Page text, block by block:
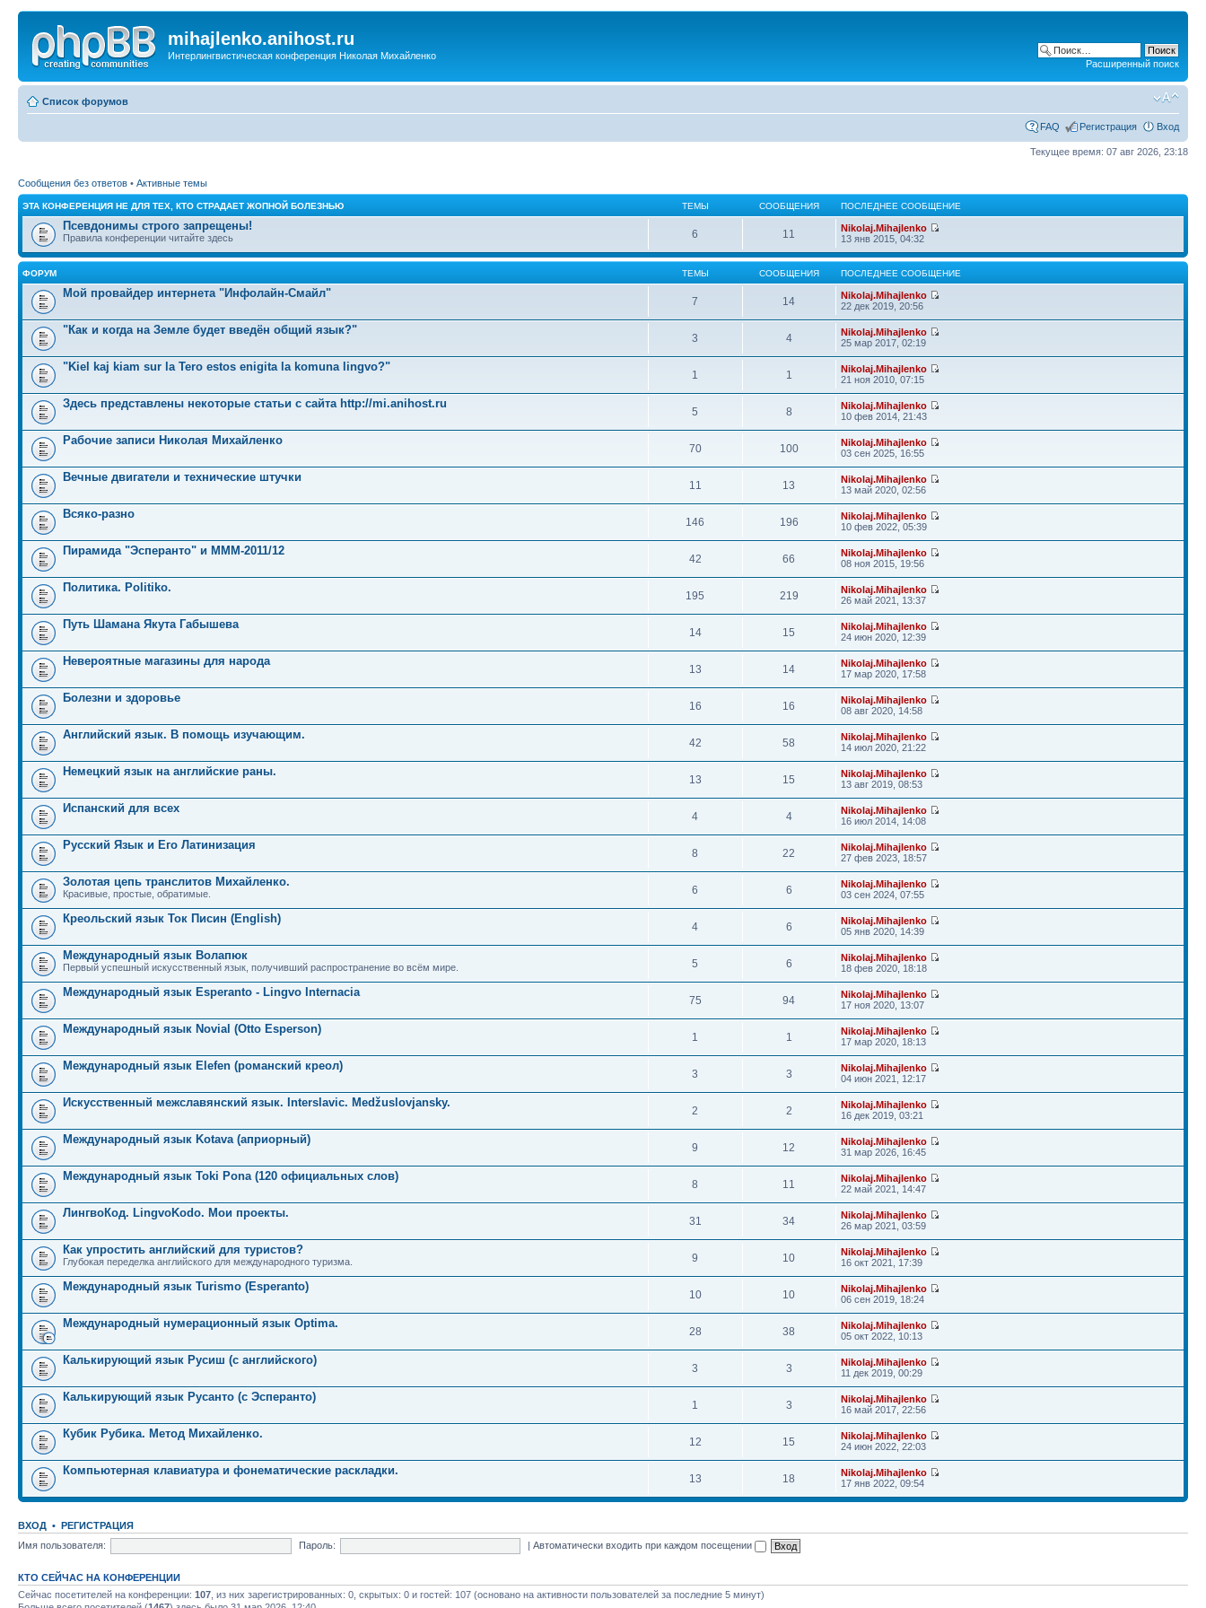
mihajlenko.anihost.ru
Интерлингвистическая конференция Николая Михайленко
Расширенный поиск
Список форумов
FAQ Регистрация Вход
Текущее время: 07 авг 2026, 23:18
Сообщения без ответов • Активные темы
ЭТА КОНФЕРЕНЦИЯ НЕ ДЛЯ ТЕХ, КТО СТРАДАЕТ ЖОПНОЙ БОЛЕЗНЬЮ ТЕМЫ СООБЩЕНИЯ ПОСЛЕДНЕЕ СООБЩЕНИЕ
Псевдонимы строго запрещены!
Правила конференции читайте здесь 6 11
Nikolaj.Mihajlenko
13 янв 2015, 04:32
ФОРУМ ТЕМЫ СООБЩЕНИЯ ПОСЛЕДНЕЕ СООБЩЕНИЕ
Мой провайдер интернета "Инфолайн-Смайл"
7 14
Nikolaj.Mihajlenko
22 дек 2019, 20:56
"Как и когда на Земле будет введён общий язык?"
3 4
Nikolaj.Mihajlenko
25 мар 2017, 02:19
"Kiel kaj kiam sur la Tero estos enigita la komuna lingvo?"
1 1
Nikolaj.Mihajlenko
21 ноя 2010, 07:15
Здесь представлены некоторые статьи с сайта http://mi.anihost.ru
5 8
Nikolaj.Mihajlenko
10 фев 2014, 21:43
Рабочие записи Николая Михайленко
70 100
Nikolaj.Mihajlenko
03 сен 2025, 16:55
Вечные двигатели и технические штучки
11 13
Nikolaj.Mihajlenko
13 май 2020, 02:56
Всяко-разно
146 196
Nikolaj.Mihajlenko
10 фев 2022, 05:39
Пирамида "Эсперанто" и MMM-2011/12
42 66
Nikolaj.Mihajlenko
08 ноя 2015, 19:56
Политика. Politiko.
195 219
Nikolaj.Mihajlenko
26 май 2021, 13:37
Путь Шамана Якута Габышева
14 15
Nikolaj.Mihajlenko
24 июн 2020, 12:39
Невероятные магазины для народа
13 14
Nikolaj.Mihajlenko
17 мар 2020, 17:58
Болезни и здоровье
16 16
Nikolaj.Mihajlenko
08 авг 2020, 14:58
Английский язык. В помощь изучающим.
42 58
Nikolaj.Mihajlenko
14 июл 2020, 21:22
Немецкий язык на английские раны.
13 15
Nikolaj.Mihajlenko
13 авг 2019, 08:53
Испанский для всех
4 4
Nikolaj.Mihajlenko
16 июл 2014, 14:08
Русский Язык и Его Латинизация
8 22
Nikolaj.Mihajlenko
27 фев 2023, 18:57
Золотая цепь транслитов Михайленко.
Красивые, простые, обратимые. 6 6
Nikolaj.Mihajlenko
03 сен 2024, 07:55
Креольский язык Ток Писин (English)
4 6
Nikolaj.Mihajlenko
05 янв 2020, 14:39
Международный язык Волапюк
Первый успешный искусственный язык, получивший распространение во всём мире. 5 6
Nikolaj.Mihajlenko
18 фев 2020, 18:18
Международный язык Esperanto - Lingvo Internacia
75 94
Nikolaj.Mihajlenko
17 ноя 2020, 13:07
Международный язык Novial (Otto Esperson)
1 1
Nikolaj.Mihajlenko
17 мар 2020, 18:13
Международный язык Elefen (романский креол)
3 3
Nikolaj.Mihajlenko
04 июн 2021, 12:17
Искусственный межславянский язык. Interslavic. Medžuslovjansky.
2 2
Nikolaj.Mihajlenko
16 дек 2019, 03:21
Международный язык Kotava (априорный)
9 12
Nikolaj.Mihajlenko
31 мар 2026, 16:45
Международный язык Toki Pona (120 официальных слов)
8 11
Nikolaj.Mihajlenko
22 май 2021, 14:47
ЛингвоКод. LingvoKodo. Мои проекты.
31 34
Nikolaj.Mihajlenko
26 мар 2021, 03:59
Как упростить английский для туристов?
Глубокая переделка английского для международного туризма. 9 10
Nikolaj.Mihajlenko
16 окт 2021, 17:39
Международный язык Turismo (Esperanto)
10 10
Nikolaj.Mihajlenko
06 сен 2019, 18:24
Международный нумерационный язык Optima.
28 38
Nikolaj.Mihajlenko
05 окт 2022, 10:13
Калькирующий язык Русиш (с английского)
3 3
Nikolaj.Mihajlenko
11 дек 2019, 00:29
Калькирующий язык Русанто (с Эсперанто)
1 3
Nikolaj.Mihajlenko
16 май 2017, 22:56
Кубик Рубика. Метод Михайленко.
12 15
Nikolaj.Mihajlenko
24 июн 2022, 22:03
Компьютерная клавиатура и фонематические раскладки.
13 18
Nikolaj.Mihajlenko
17 янв 2022, 09:54
ВХОД • РЕГИСТРАЦИЯ
Имя пользователя:
Пароль: |Автоматически входить при каждом посещении
КТО СЕЙЧАС НА КОНФЕРЕНЦИИ
Сейчас посетителей на конференции: 107 , из них зарегистрированных: 0, скрытых: 0 и гостей: 107 (основано на активности пользователей за последние 5 минут)